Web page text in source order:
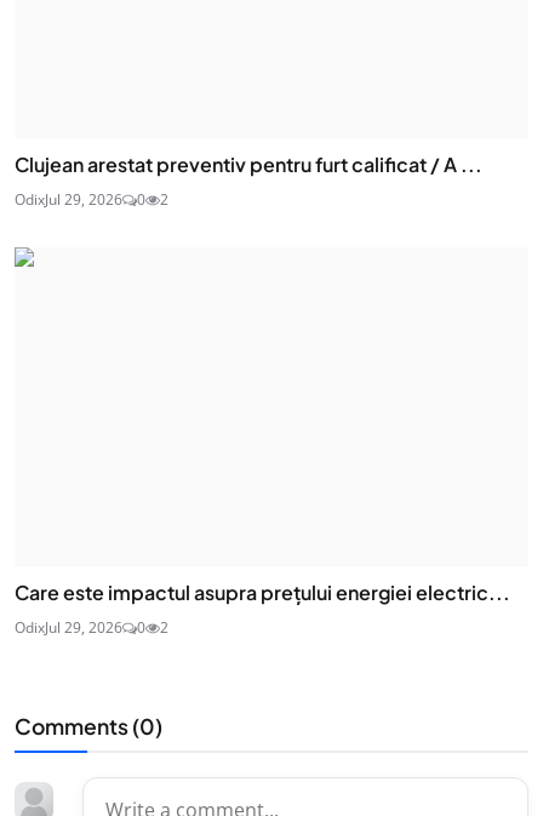
Clujean arestat preventiv pentru furt calificat / A ...
OdixJul 29, 2026 0 2
Care este impactul asupra prețului energiei electric...
OdixJul 29, 2026 0 2
Comments (0)